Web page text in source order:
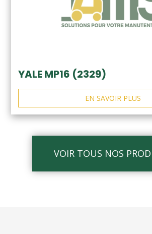
YALE MP16 (2329)
EN SAVOIR PLUS
VOIR TOUS NOS